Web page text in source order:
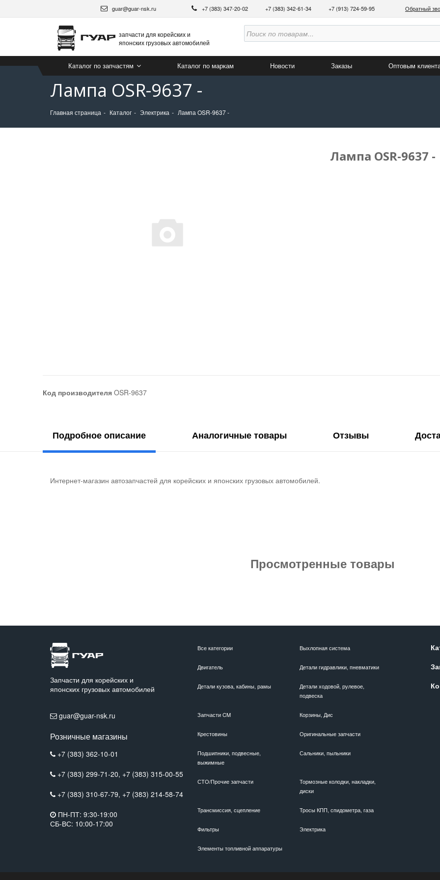
guar@guar-nsk.ru +7 (383) 347-20-02 +7 (383) 342-61-34 +7 (913) 724-59-95 Обратный
запчасти для корейских и
японских грузовых автомобилей
Каталог по запчастям Каталог по маркам Новости Заказы Оптовым
Лампа OSR-9637 -
Главная страница Каталог Электрика Лампа OSR-9637 -
Лампа OSR-9637 -
Код производителя OSR-9637
Подробное описание Аналогичные товары Отзывы
Интернет-магазин автозапчастей для корейских и японских грузовых автомобилей.
Просмотренные товары
Запчасти для корейских и
японских грузовых автомобилей
guar@guar-nsk.ru
Розничные магазины
+7 (383) 362-10-01
+7 (383) 299-71-20, +7 (383) 315-00-55
+7 (383) 310-67-79, +7 (383) 214-58-74
ПН-ПТ: 9:30-19:00
СБ-ВС: 10:00-17:00
Все категории Выхлопная система
Двигатель Детали гидравлики, пневматики
Детали кузова, кабины, рамы
Детали ходовой, рулевое,
подвеска
Запчасти CM Корзины, Дис
Крестовины Оригинальные запчасти
Подшипники, подвесные,
выжимные
Сальники, пыльники
СТО/Прочие запчасти
Тормозные колодки, накладки,
диски
Трансмиссия, сцепление Тросы КПП, спидометра, газа
Фильтры Электрика
Элементы топливной аппаратуры